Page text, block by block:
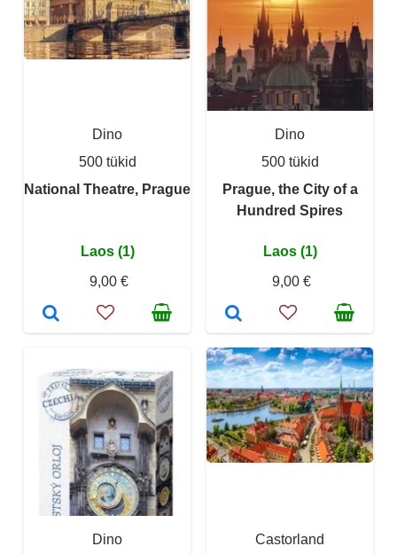
Dino
500 tükid
National Theatre, Prague
Laos (1)
9,00 €
Dino
500 tükid
Prague, the City of a
Hundred Spires
Laos (1)
9,00 €
Dino
Castorland